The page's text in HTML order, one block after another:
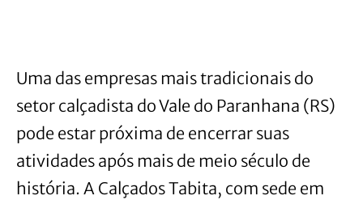
Uma das empresas mais tradicionais do
setor calçadista do Vale do Paranhana (RS)
pode estar próxima de encerrar suas
atividades após mais de meio século de
história. A Calçados Tabita, com sede em